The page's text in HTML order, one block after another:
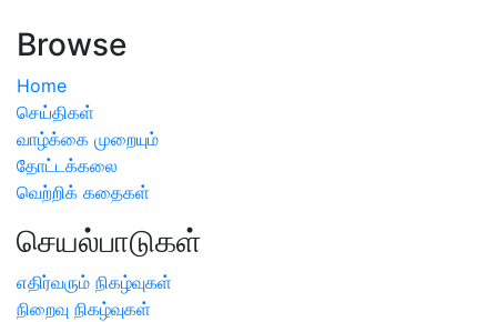
Browse
Home
செய்திகள்
வாழ்க்கை முறையும்
தோட்டக்கலை
வெற்றிக் கதைகள்
செயல்பாடுகள்
எதிர்வரும் நிகழ்வுகள்
நிறைவு நிகழ்வுகள்